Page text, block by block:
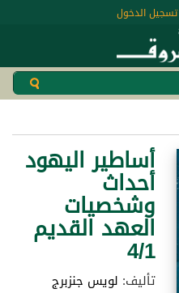
تسجيل الدخول
أساطير اليهود
أحداث
وشخصيات
العهد القديم
4/1
تأليف: لويس جنزبرج